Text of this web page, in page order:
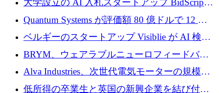
大学設立の AI 入札スタートアップ BidScript
がプレシード資金総額 100 万ドルを突破
Quantum Systems が評価額 80 億ドルで 12 億
ドルを調達
ベルギーのスタートアップ Visiblie が AI 検索
の可視化のために 50 万ユーロを調達
BRYM、ウェアラブルニューロフィードバッ
クプラットフォームの開発に65万ユーロを確
Alva Industries、次世代電気モーターの規模拡
大に 1,600 万ユーロを調達
低所得の卒業生と英国の新興企業を結び付け